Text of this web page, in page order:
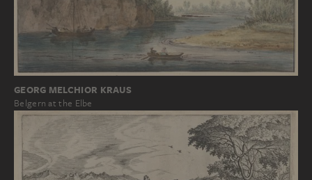
GEORG MELCHIOR KRAUS
Belgern at the Elbe